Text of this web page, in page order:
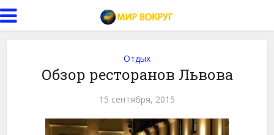
Отдых
Обзор ресторанов Львова
15 сентября, 2015